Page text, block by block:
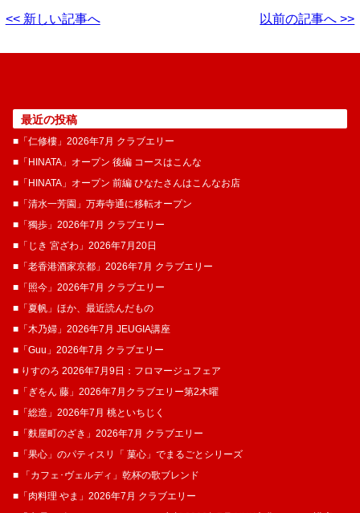
<< 新しい記事へ 以前の記事へ >>
最近の投稿
■「仁修樓」2026年7月 クラブエリー
■「HINATA」オープン 後編 コースはこんな
■「HINATA」オープン 前編 ひなたさんはこんなお店
■「清水一芳園」万寿寺通に移転オープン
■「獨歩」2026年7月 クラブエリー
■「じき 宮ざわ」2026年7月20日
■「老香港酒家京都」2026年7月 クラブエリー
■「照今」2026年7月 クラブエリー
■「夏帆」ほか、最近読んだもの
■「木乃婦」2026年7月 JEUGIA講座
■「Guu」2026年7月 クラブエリー
■ りすのろ 2026年7月9日：フロマージュフェア
■「ぎをん 藤」2026年7月クラブエリー第2木曜
■「総造」2026年7月 桃といちじく
■「麩屋町のざき」2026年7月 クラブエリー
■「果心」のパティスリ「 菓​心」でまるごとシリーズ
■ 「カフェ･ヴェルディ」乾杯の歌ブレンド
■「肉料理 やま」2026年7月 クラブエリー